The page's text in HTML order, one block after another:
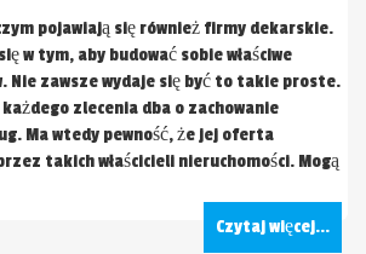
pojawiają się również firmy dekarskie.
w tym, aby budować sobie właściwe
Nie zawsze wydaje się być to takie proste.
zlecenia dba o zachowanie
Ma wtedy pewność, że jej oferta
takich właścicieli nieruchomości. Mogą
Czytaj więcej...